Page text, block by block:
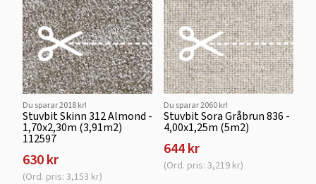
Du sparar 2018 kr!
Stuvbit Skinn 312 Almond -
1,70x2,30m (3,91m2)
112597
630 kr
(Ord. pris: 3,153 kr)
Du sparar 2060 kr!
Stuvbit Sora Gråbrun 836 -
4,00x1,25m (5m2)
644 kr
(Ord. pris: 3,219 kr)